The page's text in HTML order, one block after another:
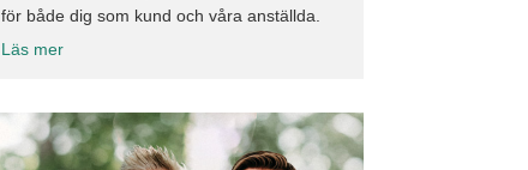
för både dig som kund och våra anställda.
Läs mer